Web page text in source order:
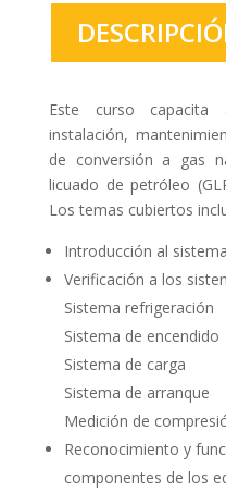
Este curso
instalación,
de conversión a gas
licuado de petróleo
Los temas cubiertos
Introducción al
Verificación a los
Sistema refrigeración
Sistema de encendido
Sistema de carga
Sistema de arranque
Medición de
Reconocimiento y
componentes de los